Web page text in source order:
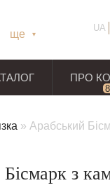
ще
UA
ПРО
» Арабський
з